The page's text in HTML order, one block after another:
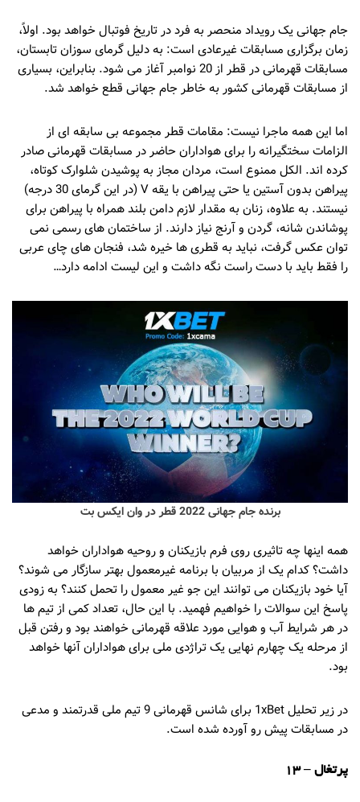
جام جهانی یک رویداد منحصر به فرد در تاریخ فوتبال خواهد بود. اولاً،
زمان برگزاری مسابقات غیرعادی است: به دلیل گرمای سوزان تابستان،
مسابقات قهرمانی در قطر از 20 نوامبر آغاز می شود. بنابراین، بسیاری
از مسابقات قهرمانی کشور به خاطر جام جهانی قطع خواهد شد.
اما این همه ماجرا نیست: مقامات قطر مجموعه بی سابقه ای از
الزامات سختگیرانه را برای هواداران حاضر در مسابقات قهرمانی صادر
کرده اند. الکل ممنوع است، مردان مجاز به پوشیدن شلوارک کوتاه،
پیراهن بدون آستین یا حتی پیراهن با یقه V (در این گرمای 30 درجه)
نیستند. به علاوه، زنان به مقدار لازم دامن بلند همراه با پیراهن برای
پوشاندن شانه، گردن و آرنج نیاز دارند. از ساختمان های رسمی نمی
توان عکس گرفت، نباید به قطری ها خیره شد، فنجان های چای عربی
را فقط باید با دست راست نگه داشت و این لیست ادامه دارد…
برنده جام جهانی 2022 قطر در وان ایکس بت
همه اینها چه تاثیری روی فرم بازیکنان و روحیه هواداران خواهد
داشت؟ کدام یک از مربیان با برنامه غیرمعمول بهتر سازگار می شوند؟
آیا خود بازیکنان می توانند این جو غیر معمول را تحمل کنند؟ به زودی
پاسخ این سوالات را خواهیم فهمید. با این حال، تعداد کمی از تیم ها
در هر شرایط آب و هوایی مورد علاقه قهرمانی خواهند بود و رفتن قبل
از مرحله یک چهارم نهایی یک تراژدی ملی برای هواداران آنها خواهد
بود.
در زیر تحلیل 1xBet برای شانس قهرمانی 9 تیم ملی قدرتمند و مدعی
در مسابقات پیش رو آورده شده است.
پرتغال – 13